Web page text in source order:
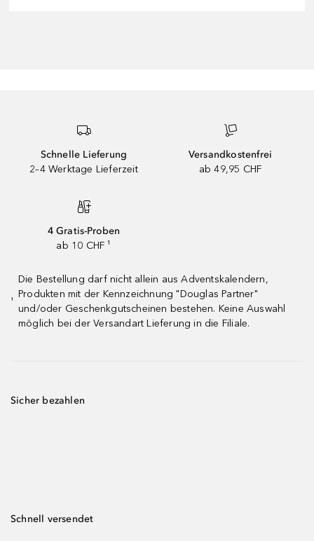
Schnelle Lieferung
2–4 Werktage Lieferzeit
Versandkostenfrei
ab 49,95 CHF
4 Gratis-Proben
ab 10 CHF ¹
¹
Die Bestellung darf nicht allein aus Adventskalendern,
Produkten mit der Kennzeichnung "Douglas Partner"
und/oder Geschenkgutscheinen bestehen. Keine Auswahl
möglich bei der Versandart Lieferung in die Filiale.
Sicher bezahlen
Schnell versendet